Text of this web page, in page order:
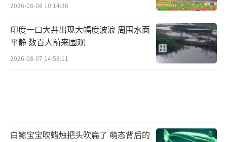
2026-08-08 10:14:36
印度一口大井出现大幅度波浪 周围水面
平静 数百人前来围观
2026-08-07 14:58:11
白鲸宝宝吹蜡烛把头吹扁了 萌态背后的